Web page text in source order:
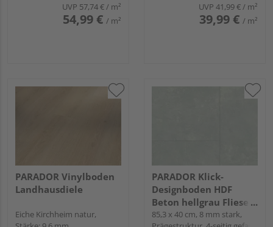
UVP 57,74 €/ m²
54,99 € / m²
UVP 41,99 €/ m²
39,99 € / m²
PARADOR Vinylboden
Landhausdiele
Eiche Kirchheim natur,
PARADOR Klick-
Designboden HDF
Beton hellgrau Fliese -
Modular One
85,3 x 40 cm, 8 mm stark,